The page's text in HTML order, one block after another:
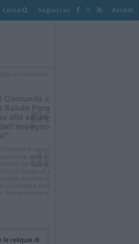
Cerca Seguici su Accedi
le reliquie di